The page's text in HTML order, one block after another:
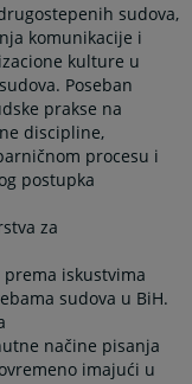
sudova,
komunikacije i
kulture u
Poseban
prakse na
discipline,
procesu i
postupka
za
iskustvima
sudova u BiH.
načine pisanja
imajući u